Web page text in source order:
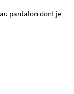
pantalon dont je